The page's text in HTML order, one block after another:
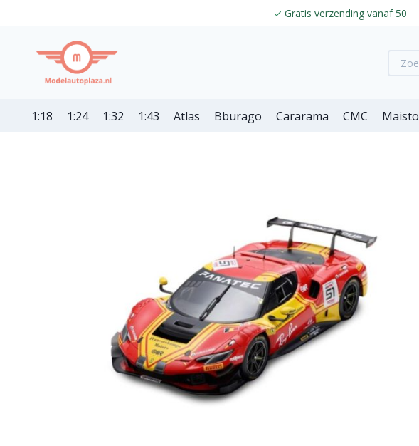
✓ Gratis verzending vanaf 50
1:18 1:24 1:32 1:43 Atlas Bburago Cararama CMC Maisto